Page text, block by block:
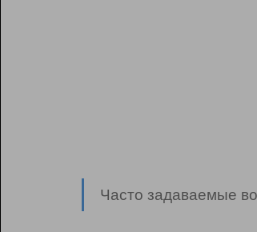
Часто задаваемые